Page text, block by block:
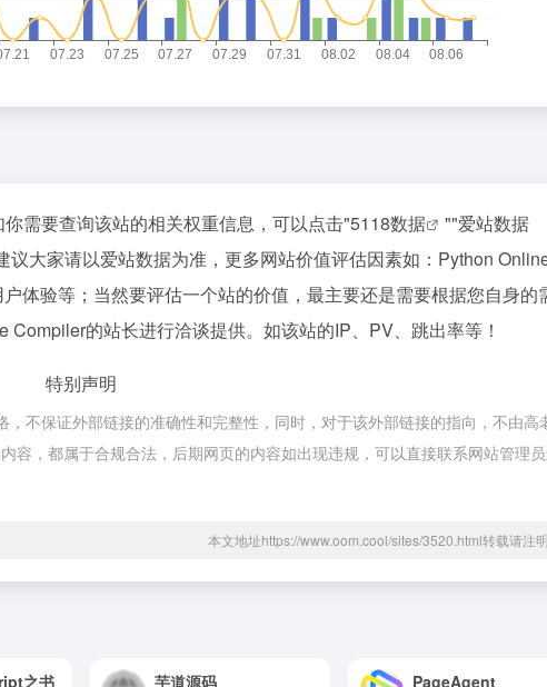
需要查询该站的相关权重信息，可以点击"5118数据 ""爱站数据
议大家请以爱站数据为准，更多网站价值评估因素如：Python
体验等；当然要评估一个站的价值，最主要还是需要根据您自身的
的站长进行洽谈提供。如该站的IP、PV、跳出率等！
特别声明
不保证外部链接的准确性和完整性，同时，对于该外部链接的指向，不由高
容，都属于合规合法，后期网页的内容如出现违规，可以直接联系网站管理
本文地址https://www.oom.cool/sites/3520.html转载请注明
之书 芋道源码 PageAgent